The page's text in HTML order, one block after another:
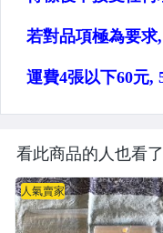
看此商品的人也看了
人氣賣家